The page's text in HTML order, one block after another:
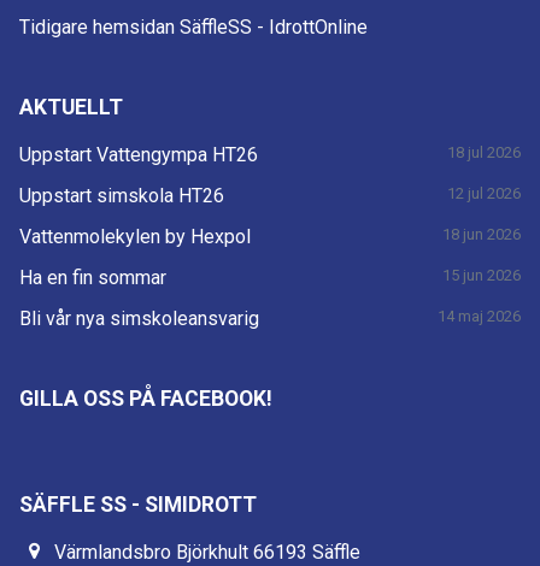
Tidigare hemsidan SäffleSS - IdrottOnline
AKTUELLT
Uppstart Vattengympa HT26 18 jul 2026
Uppstart simskola HT26 12 jul 2026
Vattenmolekylen by Hexpol 18 jun 2026
Ha en fin sommar 15 jun 2026
Bli vår nya simskoleansvarig 14 maj 2026
GILLA OSS PÅ FACEBOOK!
SÄFFLE SS - SIMIDROTT
Värmlandsbro Björkhult 66193 Säffle